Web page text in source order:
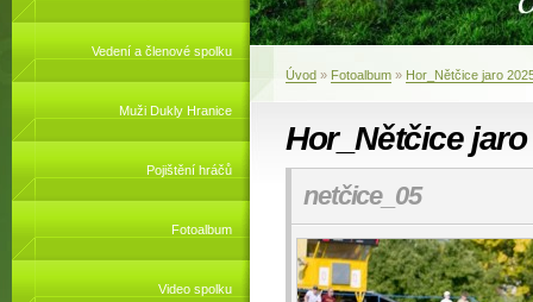
Vedení a členové spolku
Muži Dukly Hranice
Pojištění hráčů
Fotoalbum
Video spolku
Úvod » Fotoalbum » Hor_Nětčice jaro
Hor_Nětčice jaro
netčice_05